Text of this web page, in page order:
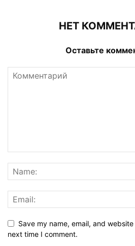
НЕТ
Оставьте
Save my name, email, and
next time I comment.